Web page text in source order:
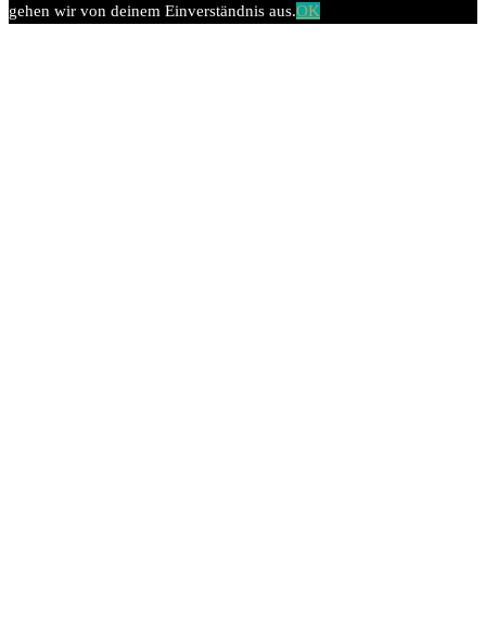
gehen wir von deinem Einverständnis aus.OK